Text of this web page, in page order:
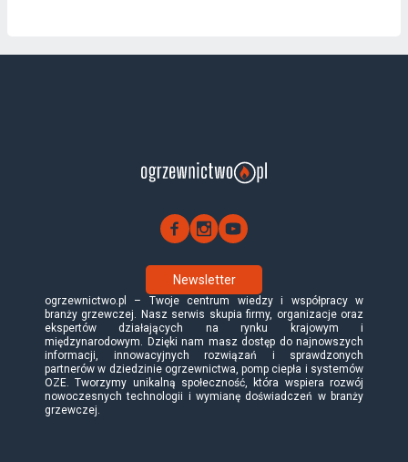
Newsletter
ogrzewnictwo.pl – Twoje centrum wiedzy i współpracy w
branży grzewczej. Nasz serwis skupia firmy, organizacje oraz
ekspertów działających na rynku krajowym i
międzynarodowym. Dzięki nam masz dostęp do najnowszych
informacji, innowacyjnych rozwiązań i sprawdzonych
partnerów w dziedzinie ogrzewnictwa, pomp ciepła i systemów
OZE. Tworzymy unikalną społeczność, która wspiera rozwój
nowoczesnych technologii i wymianę doświadczeń w branży
grzewczej.